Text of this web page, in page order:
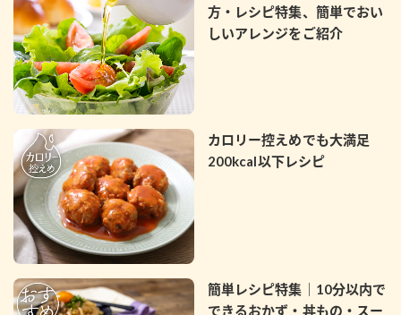
方・レシピ特集、簡単でおい
しいアレンジをご紹介
カロリー控えめでも大満足
200kcal以下レシピ
簡単レシピ特集｜10分以内で
できるおかず・丼もの・スー